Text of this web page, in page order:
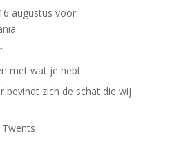
augustus voor
met wat je hebt
bevindt zich de schat die wij